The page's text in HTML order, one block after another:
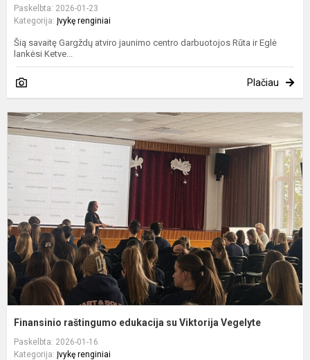
Paskelbta: 2026-01-23
Kategorija: Įvykę renginiai
Šią savaitę Gargždų atviro jaunimo centro darbuotojos Rūta ir Eglė
lankėsi Ketve...
Plačiau
Finansinio raštingumo edukacija su Viktorija Vegelyte
Paskelbta: 2026-01-16
Kategorija: Įvykę renginiai